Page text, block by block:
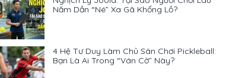
Năm Dần “Né” Xa Gã Khổng Lồ?
4 Hệ Tư Duy Làm Chủ Sân Chơi Pickleball:
Bạn Là Ai Trong “Ván Cờ” Này?